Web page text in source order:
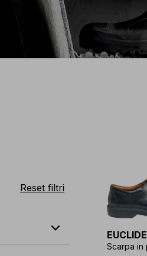
Reset filtri
expand_less
Scarpa in